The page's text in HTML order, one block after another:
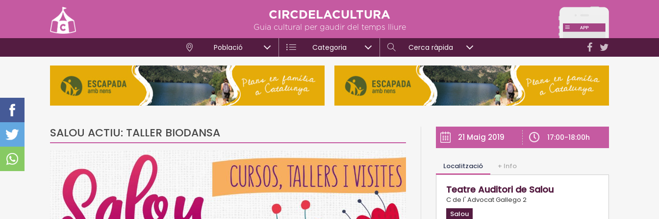
CIRCDELACULTURA
Guia cultural per gaudir del temps lliure
Població Categoria Cerca ràpida
SALOU ACTIU: TALLER BIODANSA 21 Maig 2019 17:00-18:00h
Localització + Info
Teatre Auditori de Salou
C de l' Advocat Gallego 2
Salou